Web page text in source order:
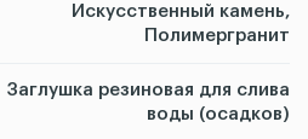
Искусственный камень,
Полимергранит
Заглушка резиновая для слива
воды (осадков)